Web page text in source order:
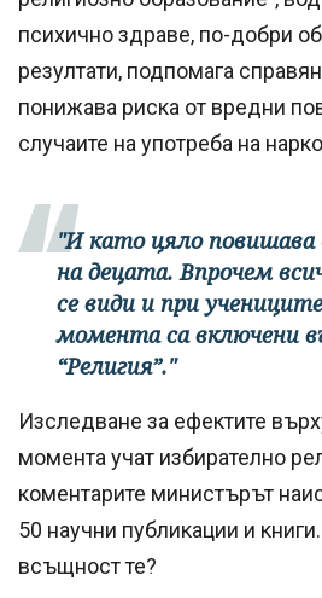
психично здраве, по-добри
резултати, подпомага
понижава риска от вредни
случаите на употреба на
"И като цяло повишава
на децата. Впрочем
се види и при
момента са включени
“Религия”."
Изследване за ефектите
момента учат избирателно
коментарите министърът
50 научни публикации и
всъщност те?